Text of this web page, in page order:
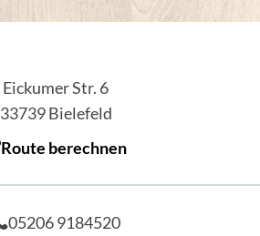
Eickumer Str. 6
33739 Bielefeld
Route berechnen
05206 9184520